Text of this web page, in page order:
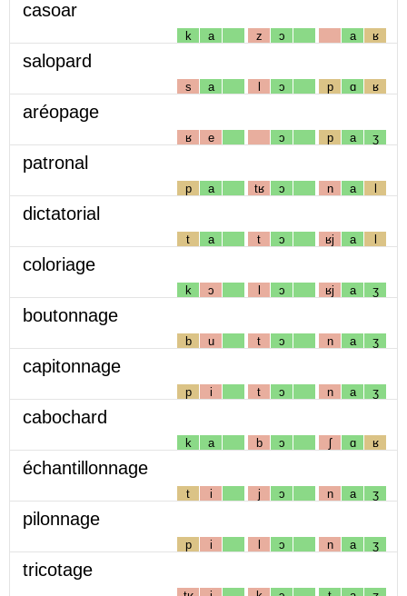
casoar
k a z ɔ a ʁ
salopard
s a l ɔ p ɑ ʁ
aréopage
ʁ e ɔ p a ʒ
patronal
p a tʁ ɔ n a l
dictatorial
t a t ɔ ʁj a l
coloriage
k ɔ l ɔ ʁj a ʒ
boutonnage
b u t ɔ n a ʒ
capitonnage
p i t ɔ n a ʒ
cabochard
k a b ɔ ʃ ɑ ʁ
échantillonnage
t i j ɔ n a ʒ
pilonnage
p i l ɔ n a ʒ
tricotage